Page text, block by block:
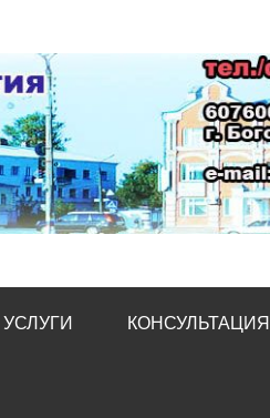
КОНСУЛЬТАЦИЯ